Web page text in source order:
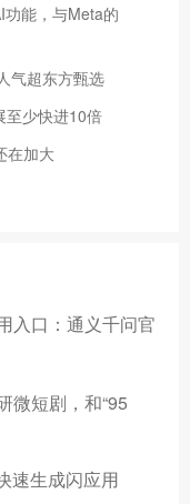
能，与Meta的
气超东方甄选
至少快进10倍
在加大
入口：通义千问官
微短剧，和“95
速生成闪应用